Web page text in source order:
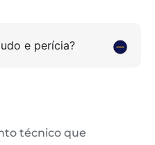
e perícia?
técnico que